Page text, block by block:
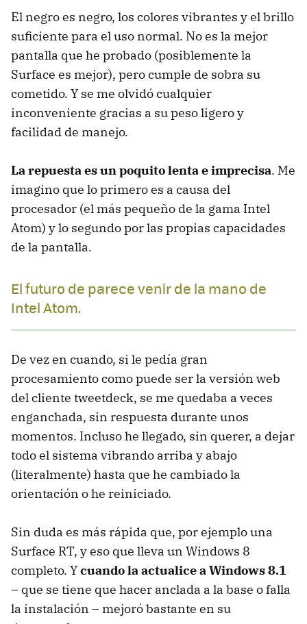
El negro es negro, los colores vibrantes y el brillo
suficiente para el uso normal. No es la mejor
pantalla que he probado (posiblemente la
Surface es mejor), pero cumple de sobra su
cometido. Y se me olvidó cualquier
inconveniente gracias a su peso ligero y
facilidad de manejo.
La repuesta es un poquito lenta e imprecisa. Me
imagino que lo primero es a causa del
procesador (el más pequeño de la gama Intel
Atom) y lo segundo por las propias capacidades
de la pantalla.
El futuro de parece venir de la mano de
Intel Atom.
De vez en cuando, si le pedía gran
procesamiento como puede ser la versión web
del cliente tweetdeck, se me quedaba a veces
enganchada, sin respuesta durante unos
momentos. Incluso he llegado, sin querer, a dejar
todo el sistema vibrando arriba y abajo
(literalmente) hasta que he cambiado la
orientación o he reiniciado.
Sin duda es más rápida que, por ejemplo una
Surface RT, y eso que lleva un Windows 8
completo. Ycuando la actualice a Windows 8.1
– que se tiene que hacer anclada a la base o falla
la instalación – mejoró bastante en su